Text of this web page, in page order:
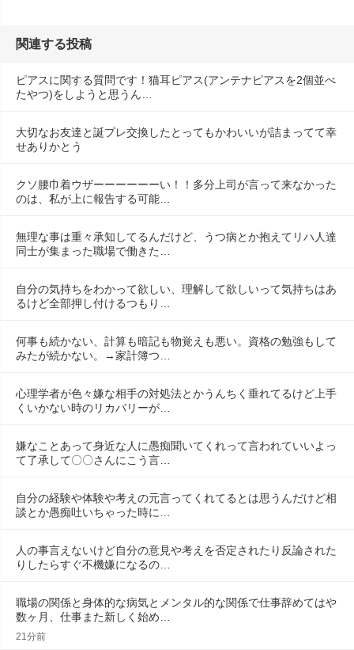
関連する投稿
ピアスに関する質問です！猫耳ピアス(アンテナピアスを2個並べ
たやつ)をしようと思うん…
大切なお友達と誕プレ交換したとってもかわいいが詰まってて幸
せありかとう
クソ腰巾着ウザーーーーーーい！！多分上司が言って来なかった
のは、私が上に報告する可能…
無理な事は重々承知してるんだけど、うつ病とか抱えてリハ人達
同士が集まった職場で働きた…
自分の気持ちをわかって欲しい、理解して欲しいって気持ちはあ
るけど全部押し付けるつもり…
何事も続かない、計算も暗記も物覚えも悪い。資格の勉強もして
みたが続かない。→家計簿つ…
心理学者が色々嫌な相手の対処法とかうんちく垂れてるけど上手
くいかない時のリカバリーが…
嫌なことあって身近な人に愚痴聞いてくれって言われていいよっ
て了承して〇〇さんにこう言…
自分の経験や体験や考えの元言ってくれてるとは思うんだけど相
談とか愚痴吐いちゃった時に…
人の事言えないけど自分の意見や考えを否定されたり反論された
りしたらすぐ不機嫌になるの…
職場の関係と身体的な病気とメンタル的な関係で仕事辞めてはや
数ヶ月、仕事また新しく始め…
21分前